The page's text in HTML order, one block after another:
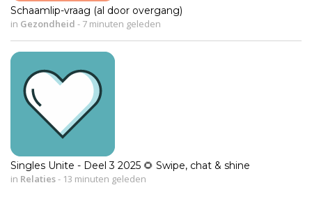
Schaamlip-vraag (al door overgang)
in Gezondheid - 7 minuten geleden
Singles Unite - Deel 3 2025 🌻 Swipe, chat & shine
in Relaties- 13 minuten geleden